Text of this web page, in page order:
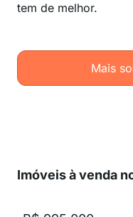
tem de melhor.
Mais
Imóveis à venda